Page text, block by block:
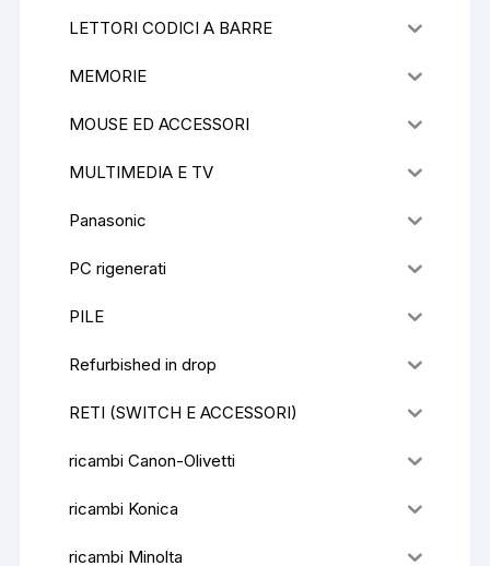
LETTORI CODICI A BARRE
MEMORIE
MOUSE ED ACCESSORI
MULTIMEDIA E TV
Panasonic
PC rigenerati
PILE
Refurbished in drop
RETI (SWITCH E ACCESSORI)
ricambi Canon-Olivetti
ricambi Konica
ricambi Minolta